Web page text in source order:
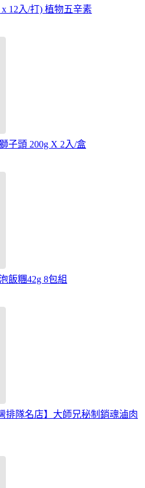
12入/打) 植物五辛素
子頭 200g X 2入/盒
飯糰42g 8包組
排隊名店】大師兄秘制銷魂滷肉